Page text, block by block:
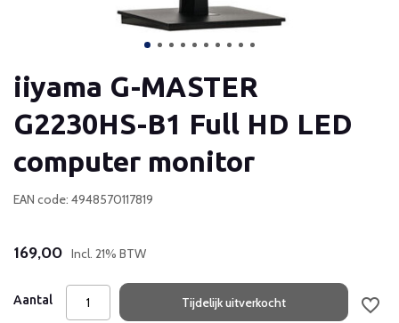
iiyama G-MASTER
G2230HS-B1 Full HD LED
computer monitor
EAN code: 4948570117819
169,00 Incl. 21% BTW
Aantal Tijdelijk uitverkocht